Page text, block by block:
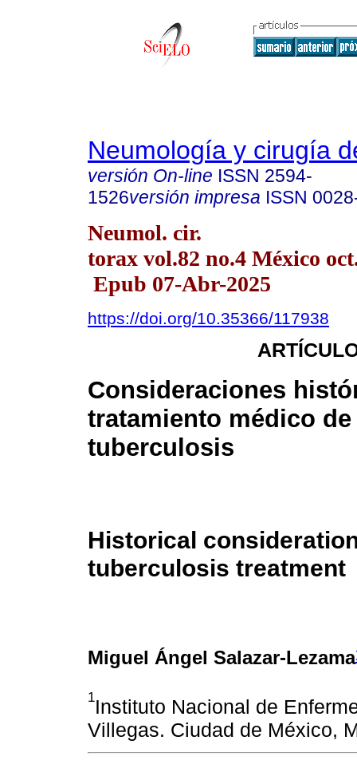
Neumología y cirugía
versión On-line ISSN 2594-
1526versión impresa ISSN
Neumol. cir.
torax vol.82 no.4 México
Epub 07-Abr-2025
https://doi.org/10.35366/117938
Consideraciones
tratamiento médico de
tuberculosis
Historical
tuberculosis treatment
Miguel Ángel Salazar-Lezama
1Instituto Nacional de
Villegas. Ciudad de México,